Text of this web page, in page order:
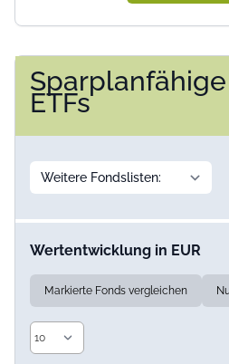
Sparplanfähige
ETFs
Wertentwicklung in EUR
Markierte Fonds vergleichen